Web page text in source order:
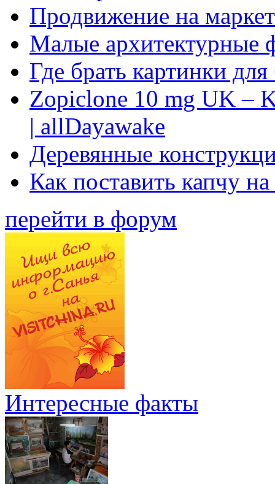
Продвижение на
Малые архитектурные
Где брать картинки
Zopiclone 10 mg UK –
| allDayawake
Деревянные
Как поставить капчу
перейти в форум
Интересные факты